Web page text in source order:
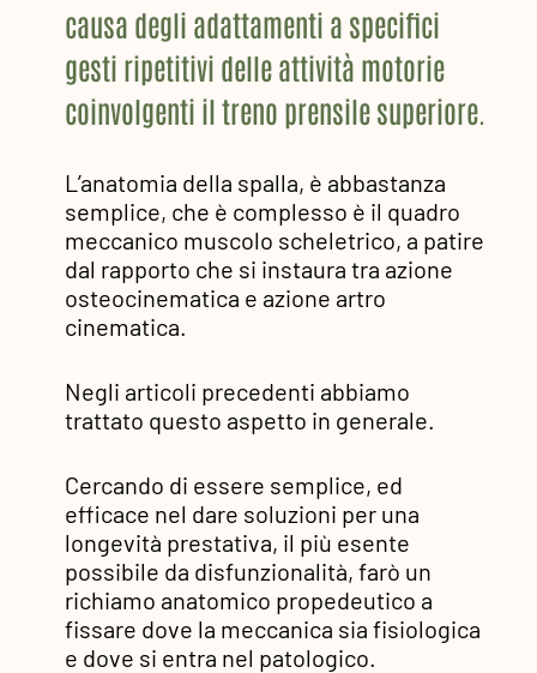
causa degli adattamenti a specifici
gesti ripetitivi delle attività motorie
coinvolgenti il treno prensile superiore.
L’anatomia della spalla, è abbastanza
semplice, che è complesso è il quadro
meccanico muscolo scheletrico, a patire
dal rapporto che si instaura tra azione
osteocinematica e azione artro
cinematica.
Negli articoli precedenti abbiamo
trattato questo aspetto in generale.
Cercando di essere semplice, ed
efficace nel dare soluzioni per una
longevità prestativa, il più esente
possibile da disfunzionalità, farò un
richiamo anatomico propedeutico a
fissare dove la meccanica sia fisiologica
e dove si entra nel patologico.